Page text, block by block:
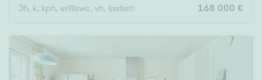
Oma sauna
Senioriasunto
3h, k, kph, erilliswc, vh, lasitettu parveke 168 000 €